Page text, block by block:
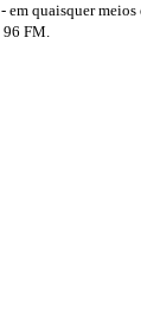
em quaisquer
96 FM.